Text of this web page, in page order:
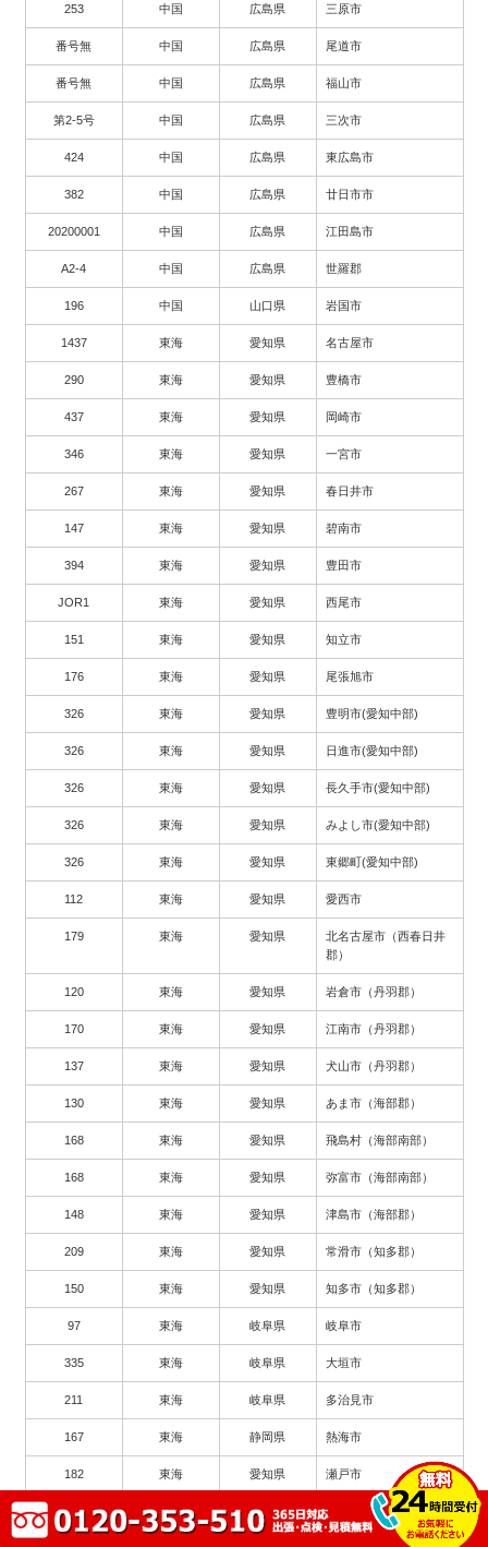
253 中国 広島県 三原市
番号無 中国 広島県 尾道市
番号無 中国 広島県 福山市
第2-5号 中国 広島県 三次市
424 中国 広島県 東広島市
382 中国 広島県 廿日市市
20200001 中国 広島県 江田島市
A2-4 中国 広島県 世羅郡
196 中国 山口県 岩国市
1437 東海 愛知県 名古屋市
290 東海 愛知県 豊橋市
437 東海 愛知県 岡崎市
346 東海 愛知県 一宮市
267 東海 愛知県 春日井市
147 東海 愛知県 碧南市
394 東海 愛知県 豊田市
JOR1 東海 愛知県 西尾市
151 東海 愛知県 知立市
176 東海 愛知県 尾張旭市
326 東海 愛知県 豊明市(愛知中部)
326 東海 愛知県 日進市(愛知中部)
326 東海 愛知県 長久手市(愛知中部)
326 東海 愛知県 みよし市(愛知中部)
326 東海 愛知県 東郷町(愛知中部)
112 東海 愛知県 愛西市
179 東海 愛知県
北名古屋市（西春日井
郡）
120 東海 愛知県 岩倉市（丹羽郡）
170 東海 愛知県 江南市（丹羽郡）
137 東海 愛知県 犬山市（丹羽郡）
130 東海 愛知県 あま市（海部郡）
168 東海 愛知県 飛島村（海部南部）
168 東海 愛知県 弥富市（海部南部）
148 東海 愛知県 津島市（海部郡）
209 東海 愛知県 常滑市（知多郡）
150 東海 愛知県 知多市（知多郡）
97 東海 岐阜県 岐阜市
335 東海 岐阜県 大垣市
211 東海 岐阜県 多治見市
167 東海 静岡県 熱海市
182 東海 愛知県 瀬戸市
263 東海 愛知県 豊川市